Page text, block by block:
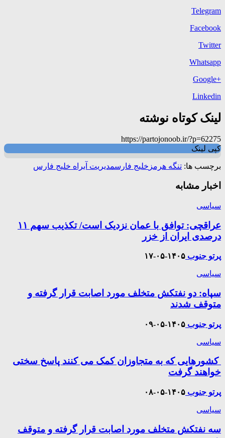
Telegram
Facebook
Twitter
Whatsapp
+Google
Linkedin
لینک کوتاه نوشته
https://partojonoob.ir/?p=62275
کپی لینک
برچسب ها: تنگه هرمز خلیج فارسمدیریت آبراه خلیج فارس
اخبار مشابه
سیاسی
عراقچی: توافق با عمان نزدیک است/ تکذیب سهم ۱۱
درصدی ایران از خزر
پرتو جنوب ۱۴۰۵-۰۵-۱۷
سیاسی
سپاه: دو نفتکش متخلف مورد اصابت قرار گرفته و
متوقف شدند
پرتو جنوب ۱۴۰۵-۰۵-۰۹
سیاسی
کشورهایی که به متجاوزان کمک می کنند پاسخ سختی
خواهند گرفت
پرتو جنوب ۱۴۰۵-۰۵-۰۸
سیاسی
سه نفتکش متخلف مورد اصابت قرار گرفته و متوقف